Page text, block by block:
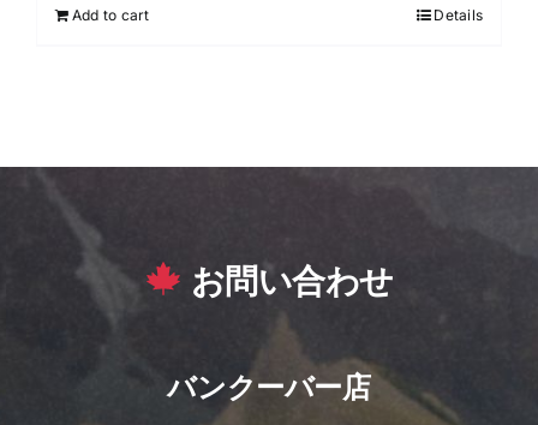
Add to cart Details
お問い合わせ
バンクーバー店